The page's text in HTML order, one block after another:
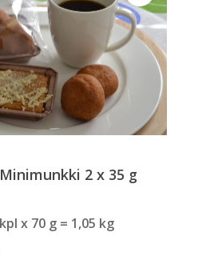
2 x 35 g
x 70 g = 1,05 kg